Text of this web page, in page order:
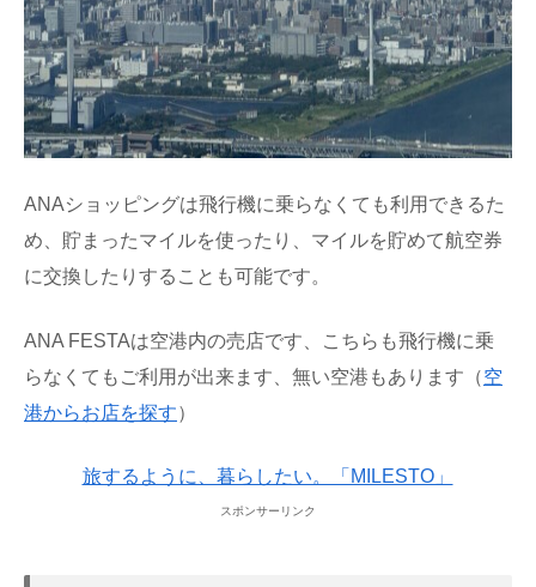
ANAショッピングは飛行機に乗らなくても利用できるた
め、貯まったマイルを使ったり、マイルを貯めて航空券
に交換したりすることも可能です。
ANA FESTAは空港内の売店です、こちらも飛行機に乗
らなくてもご利用が出来ます、無い空港もあります（空
港からお店を探す）
旅するように、暮らしたい。「MILESTO」
スポンサーリンク